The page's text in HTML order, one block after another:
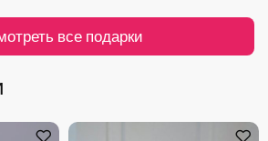
все подарки